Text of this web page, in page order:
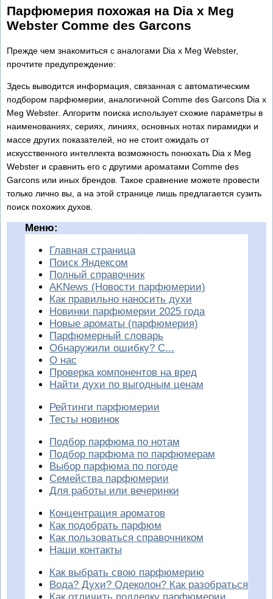
Парфюмерия похожая на Dia x Meg
Webster Comme des Garcons
Прежде чем знакомиться с аналогами Dia x Meg Webster,
прочтите предупреждение:
Здесь выводится информация, связанная с автоматическим
подбором парфюмерии, аналогичной Comme des Garcons Dia x
Meg Webster. Алгоритм поиска использует схожие параметры в
наименованиях, сериях, линиях, основных нотах пирамидки и
массе других показателей, но не стоит ожидать от
искусственного интеллекта возможность понюхать Dia x Meg
Webster и сравнить его с другими ароматами Comme des
Garcons или иных брендов. Такое сравнение можете провести
только лично вы, а на этой странице лишь предлагается сузить
поиск похожих духов.
Меню:
Главная страница
Поиск Яндексом
Полный справочник
AKNews (Новости парфюмерии)
Как правильно наносить духи
Новинки парфюмерии 2025 года
Новые ароматы (парфюмерия)
Парфюмерный словарь
Обнаружили ошибку? С...
О нас
Проверка компонентов на вред
Найти духи по выгодным ценам
Рейтинги парфюмерии
Тесты новинок
Подбор парфюма по нотам
Подбор парфюма по парфюмерам
Выбор парфюма по погоде
Семейства парфюмерии
Для работы или вечеринки
Концентрация ароматов
Как подобрать парфюм
Как пользоваться справочником
Наши контакты
Как выбрать свою парфюмерию
Вода? Духи? Одеколон? Как разобраться
Как отличить подделку парфюмерии